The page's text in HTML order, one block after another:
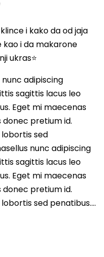
i kako da od jaja
kao i da makarone
ukras⭐
adipiscing
sagittis lacus leo
Eget mi maecenas
pretium id.
sed
nunc adipiscing
sagittis lacus leo
Eget mi maecenas
pretium id.
sed penatibus….